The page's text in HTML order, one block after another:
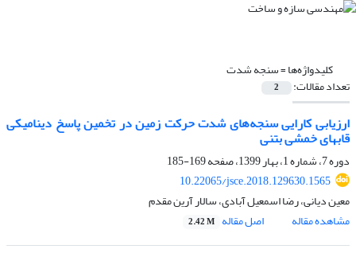
کلیدواژه‌ها =سنجه شدت
تعداد مقالات: 2
ارزیابی کارایی سنجه‌های شدت حرکت زمین در تخمین پاسخ دینامیکی
قابهای خمشی بتنی
دوره 7، شماره 1، بهار 1399، صفحه
169-185
10.22065/jsce.2018.129630.1565
معین دیانی، رضا اسمعیل آبادی، سالار آرین مقدم
مشاهده مقاله
اصل مقاله 2.42 M